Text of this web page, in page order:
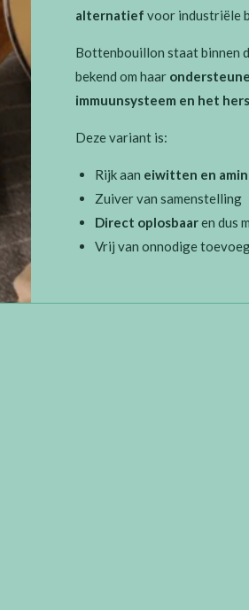
alternatief voor industriële
Bottenbouillon staat binnen
bekend om haar
immuunsysteem en het
Deze variant is:
Rijk aan eiwitten en
Zuiver van samenstelling
Direct oplosbaaren dus
Vrij van onnodige